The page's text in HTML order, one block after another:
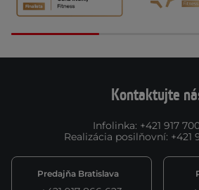
Kontaktujte
Infolinka: +421 917
Realizácia posilňovní: +421
Predajňa Bratislava